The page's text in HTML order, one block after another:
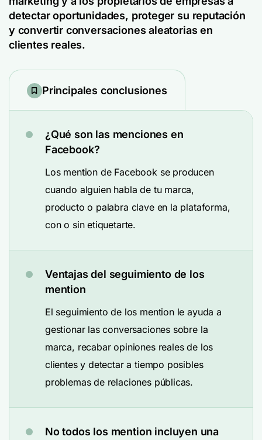
detectar oportunidades, proteger su reputación
y convertir conversaciones aleatorias en
clientes reales.
Principales conclusiones
¿Qué son las menciones en
Facebook?
Los mention de Facebook se producen
cuando alguien habla de tu marca,
producto o palabra clave en la plataforma,
con o sin etiquetarte.
Ventajas del seguimiento de los
mention
El seguimiento de los mention le ayuda a
gestionar las conversaciones sobre la
marca, recabar opiniones reales de los
clientes y detectar a tiempo posibles
problemas de relaciones públicas.
No todos los mention incluyen una